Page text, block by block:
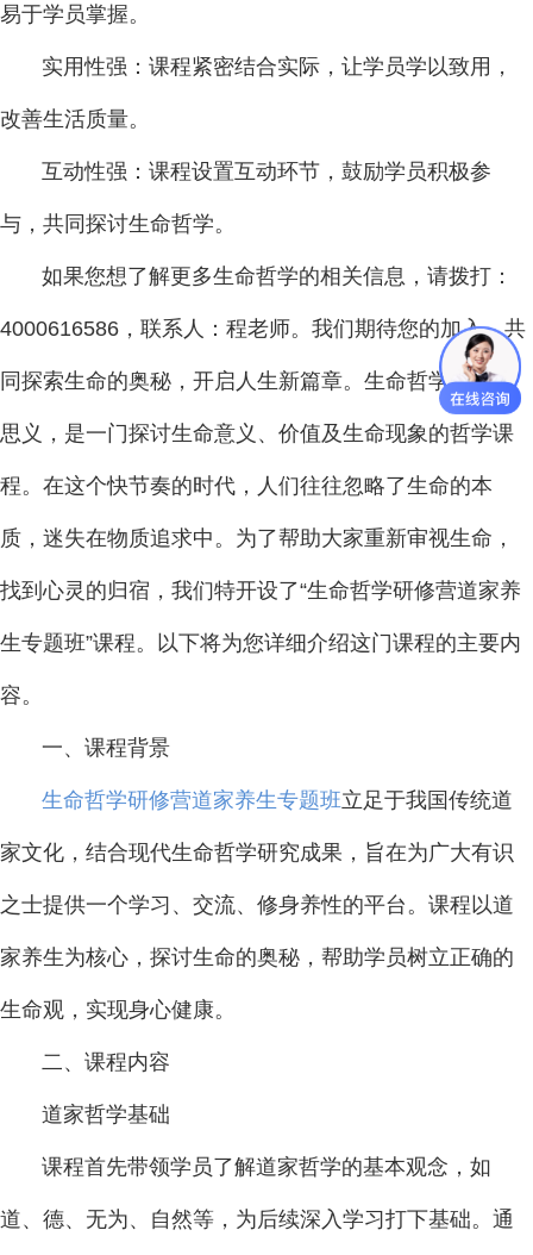
易于学员掌握。
实用性强：课程紧密结合实际，让学员学以致用，
改善生活质量。
互动性强：课程设置互动环节，鼓励学员积极参
与，共同探讨生命哲学。
如果您想了解更多生命哲学的相关信息，请拨打：
4000616586，联系人：程老师。我们期待您的加入，共
同探索生命的奥秘，开启人生新篇章。生命哲学，顾名
思义，是一门探讨生命意义、价值及生命现象的哲学课
程。在这个快节奏的时代，人们往往忽略了生命的本
质，迷失在物质追求中。为了帮助大家重新审视生命，
找到心灵的归宿，我们特开设了“生命哲学研修营道家养
生专题班”课程。以下将为您详细介绍这门课程的主要内
容。
一、课程背景
生命哲学研修营道家养生专题班立足于我国传统道
家文化，结合现代生命哲学研究成果，旨在为广大有识
之士提供一个学习、交流、修身养性的平台。课程以道
家养生为核心，探讨生命的奥秘，帮助学员树立正确的
生命观，实现身心健康。
二、课程内容
道家哲学基础
课程首先带领学员了解道家哲学的基本观念，如
道、德、无为、自然等，为后续深入学习打下基础。通